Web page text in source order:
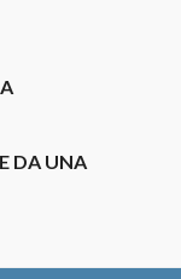
DA UNA